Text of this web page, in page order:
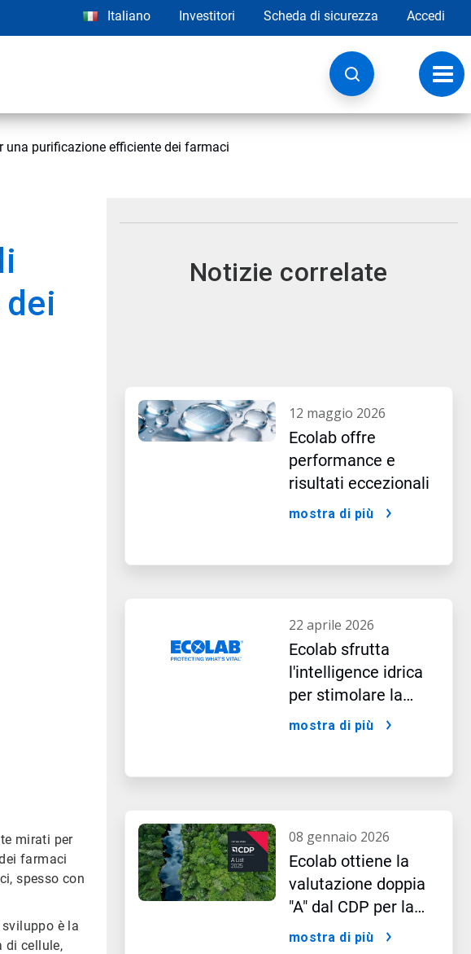
Italiano Investitori Scheda di sicurezza Accedi
purificazione efficiente dei farmaci
mirati per
farmaci
spesso con
è la
di cellule,
Notizie correlate
12 maggio 2026
Ecolab offre
performance e
risultati eccezionali
mostra di più
22 aprile 2026
Ecolab sfrutta
l'intelligence idrica
per stimolare la
crescita nell'era
mostra di più
08 gennaio 2026
Ecolab ottiene la
valutazione doppia
"A" dal CDP per la
leadership nelle
mostra di più